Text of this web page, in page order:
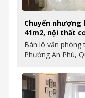
Chuyển nhượng
41m2, nội thất
Bán lô văn phòng
Phường An Phú,